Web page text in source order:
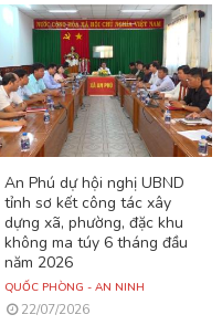
An Phú dự hội nghị UBND
tỉnh sơ kết công tác xây
dựng xã, phường, đặc khu
không ma túy 6 tháng đầu
năm 2026
QUỐC PHÒNG - AN NINH
22/07/2026